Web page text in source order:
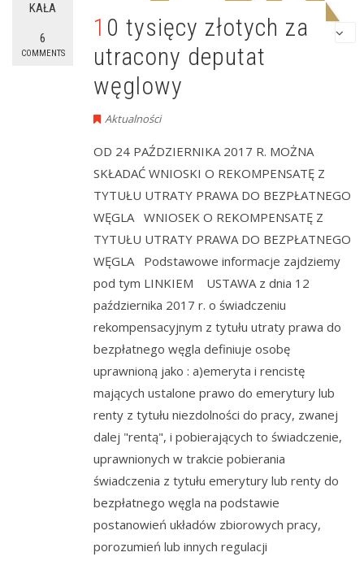
KAŁA
6
COMMENTS
10 tysięcy złotych za
utracony deputat
węglowy
Aktualności
OD 24 PAŹDZIERNIKA 2017 R. MOŻNA
SKŁADAĆ WNIOSKI O REKOMPENSATĘ Z
TYTUŁU UTRATY PRAWA DO BEZPŁATNEGO
WĘGLA WNIOSEK O REKOMPENSATĘ Z
TYTUŁU UTRATY PRAWA DO BEZPŁATNEGO
WĘGLA Podstawowe informacje zajdziemy
pod tym LINKIEM USTAWA z dnia 12
października 2017 r. o świadczeniu
rekompensacyjnym z tytułu utraty prawa do
bezpłatnego węgla definiuje osobę
uprawnioną jako : a)emeryta i rencistę
mających ustalone prawo do emerytury lub
renty z tytułu niezdolności do pracy, zwanej
dalej "rentą", i pobierających to świadczenie,
uprawnionych w trakcie pobierania
świadczenia z tytułu emerytury lub renty do
bezpłatnego węgla na podstawie
postanowień układów zbiorowych pracy,
porozumień lub innych regulacji